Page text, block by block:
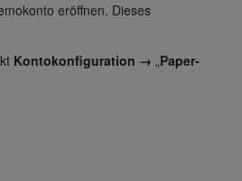
eröffnen. Dieses
Kontokonfiguration → „Paper-